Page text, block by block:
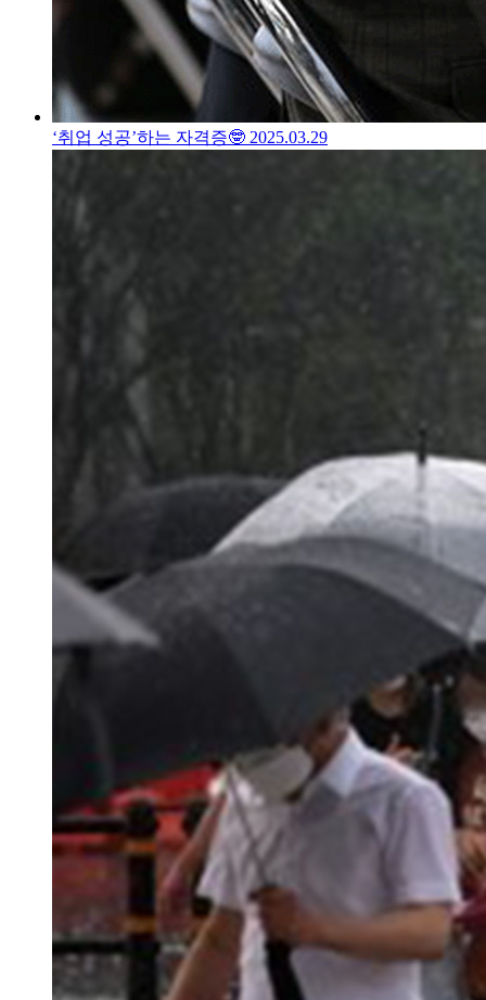
‘취업 성공’하는 자격증🤓 2025.03.29